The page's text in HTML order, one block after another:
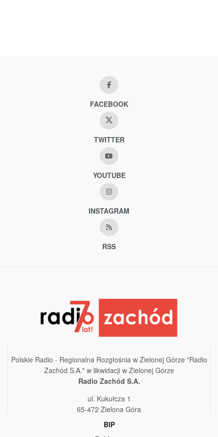
FACEBOOK
TWITTER
YOUTUBE
INSTAGRAM
RSS
Polskie Radio - Regionalna Rozgłośnia w Zielonej Górze "Radio
Zachód S.A." w likwidacji w Zielonej Górze
Radio Zachód S.A.
ul. Kukułcza 1
65-472 Zielona Góra
BIP